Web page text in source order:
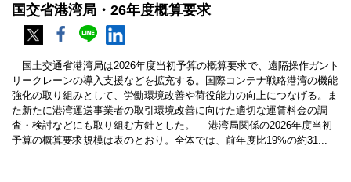
国交省港湾局・26年度概算要求
国土交通省港湾局は2026年度当初予算の概算要求で、遠隔操作ガント
リークレーンの導入支援などを拡充する。国際コンテナ戦略港湾の機能
強化の取り組みとして、労働環境改善や荷役能力の向上につなげる。ま
た新たに港湾運送事業者の取引環境改善に向けた適切な運賃料金の調
査・検討などにも取り組む方針とした。 港湾局関係の2026年度当初
予算の概算要求規模は表のとおり。全体では、前年度比19%の約31...